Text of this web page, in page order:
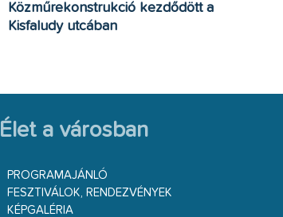
Közműrekonstrukció kezdődött a
Kisfaludy utcában
Élet a városban
PROGRAMAJÁNLÓ
FESZTIVÁLOK, RENDEZVÉNYEK
KÉPGALÉRIA